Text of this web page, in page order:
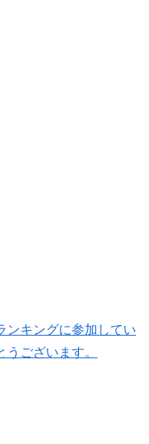
ンキングに参加してい
ございます。